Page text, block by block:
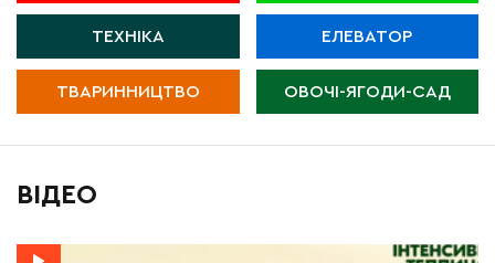
ТЕХНІКА ЕЛЕВАТОР
ТВАРИННИЦТВО ОВОЧІ-ЯГОДИ-САД
ВІДЕО